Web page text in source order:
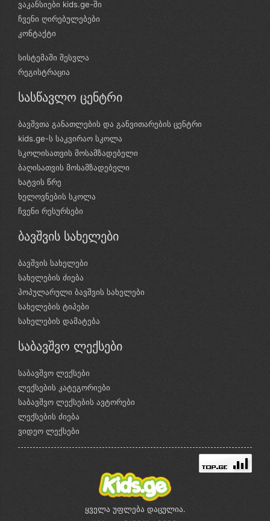
ვაკანსიები kids.ge-ში
ჩვენი ღირებულებები
კონტაქტი
სისტემაში შესვლა
რეგისტრაცია
სასწავლო ცენტრი
ბავშვთა განათლების და განვითარების ცენტრი
kids.ge-ს საკვირაო სკოლა
სკოლისათვის მოსამზადებელი
ბაღისათვის მოსამზადებელი
ხატვის წრე
ხელოვნების სკოლა
ჩვენი რესურსები
ბავშვის სახელები
ბავშვის სახელები
სახელების ძიება
პოპულარული ბავშვის სახელები
სახელების ტიპები
სახელების დამატება
საბავშვო ლექსები
საბავშვო ლექსები
ლექსების კატეგორიები
საბავშვო ლექსების ავტორები
ლექსების ძიება
ვიდეო ლექსები
ყველა უფლება დაცულია.